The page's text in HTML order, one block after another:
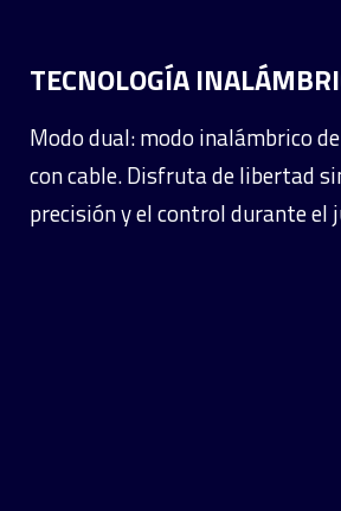
TECNOLOGÍA
Modo dual: modo inalámbrico
con cable. Disfruta de libertad
precisión y el control durante el